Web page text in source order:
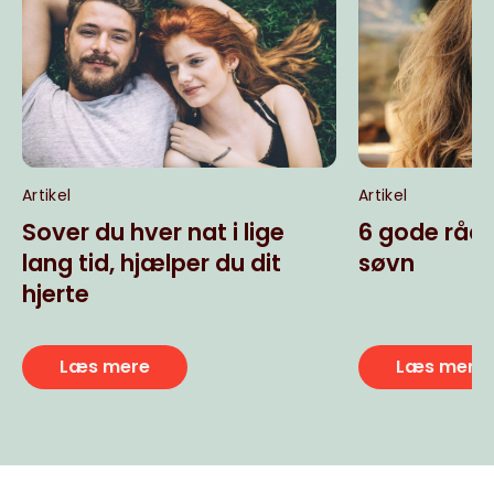
Artikel
Sover du hver nat i lige
lang tid, hjælper du dit
hjerte
Læs mere
Artikel
6 gode råd
søvn
Læs mere